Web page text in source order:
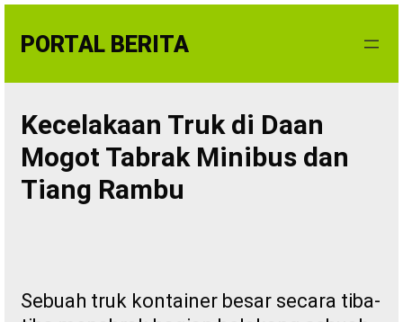
toPORTAL BERITA
Kecelakaan Truk di Daan
Mogot Tabrak Minibus dan
Tiang Rambu
Sebuah truk kontainer besar secara tiba-